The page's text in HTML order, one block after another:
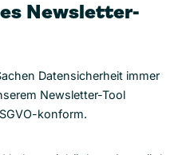
Newsletter-
Datensicherheit immer
Newsletter-Tool
konform.